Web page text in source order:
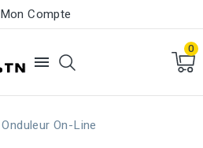
Mon Compte

0
Onduleur On-Line